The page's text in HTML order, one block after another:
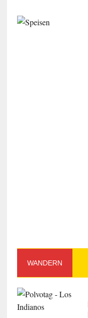
WANDERN